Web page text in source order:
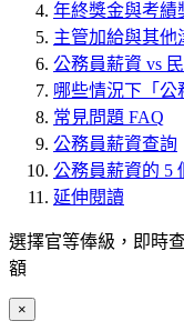
年終獎金與考績
主管加給與其他
公務員薪資 vs
哪些情況下「公
常見問題 FAQ
公務員薪資查詢
公務員薪資的 5
延伸閱讀
選擇官等俸級，即時
額
×